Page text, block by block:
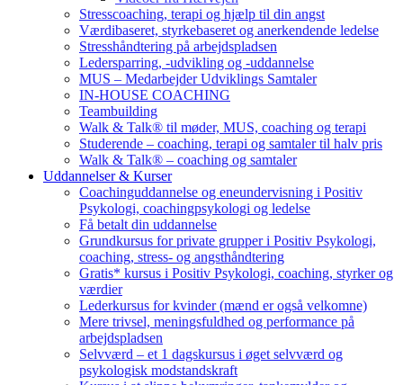
Stresscoaching, terapi og hjælp til din angst
Værdibaseret, styrkebaseret og anerkendende ledelse
Stresshåndtering på arbejdspladsen
Ledersparring, -udvikling og -uddannelse
MUS – Medarbejder Udviklings Samtaler
IN-HOUSE COACHING
Teambuilding
Walk & Talk® til møder, MUS, coaching og terapi
Studerende – coaching, terapi og samtaler til halv pris
Walk & Talk® – coaching og samtaler
Uddannelser & Kurser
Coachinguddannelse og eneundervisning i Positiv
Psykologi, coachingpsykologi og ledelse
Få betalt din uddannelse
Grundkursus for private grupper i Positiv Psykologi,
coaching, stress- og angsthåndtering
Gratis* kursus i Positiv Psykologi, coaching, styrker og
værdier
Lederkursus for kvinder (mænd er også velkomne)
Mere trivsel, meningsfuldhed og performance på
arbejdspladsen
Selvværd – et 1 dagskursus i øget selvværd og
psykologisk modstandskraft